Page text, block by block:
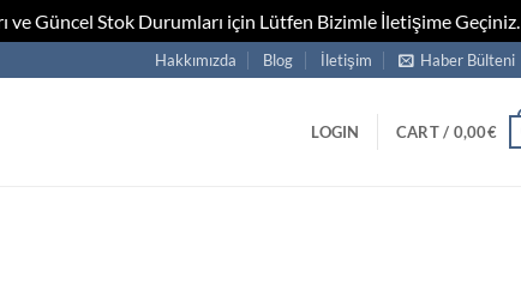
ve Güncel Stok Durumları için Lütfen Bizimle İletişime Geçiniz.
Hakkımızda Blog İletişim Haber Bülteni
LOGIN CART / 0,00€